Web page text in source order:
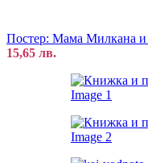
Постер: Мама Милкана и
15,65 лв.